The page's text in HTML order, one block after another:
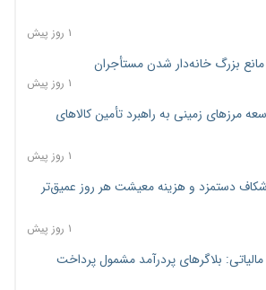
۱ روز پیش
مانع بزرگ خانه‌دار شدن مستأجران
۱ روز پیش
مرزهای زمینی به راهبرد تأمین کالاهای
۱ روز پیش
شکاف دستمزد و هزینه معیشت هر روز عمیق‌تر
۱ روز پیش
بلاگرهای پردرآمد مشمول پرداخت